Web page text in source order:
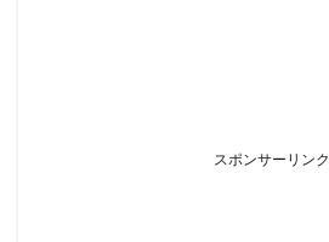
スポンサーリンク